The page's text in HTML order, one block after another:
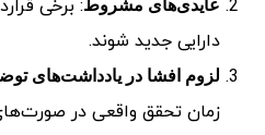
عایدی‌های مشروط: برخی
دارایی جدید شوند.
لزوم افشا در یادداشت‌های
زمان تحقق واقعی در